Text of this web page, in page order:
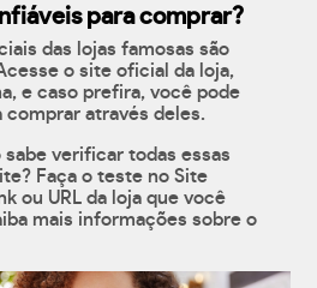
para comprar?
das lojas famosas são
o site oficial da loja,
e caso prefira, você pode
comprar através deles.
sabe verificar todas essas
Faça o teste no Site
ou URL da loja que você
mais informações sobre o